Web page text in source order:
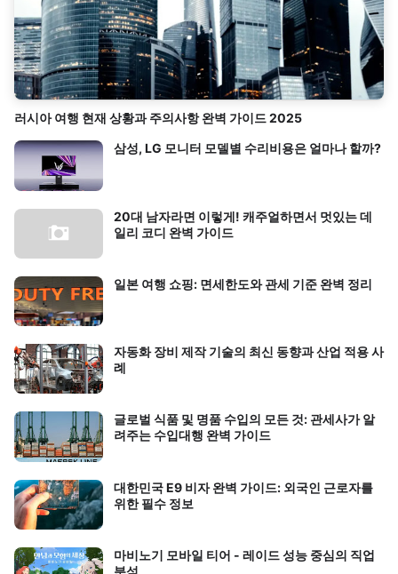
러시아 여행 현재 상황과 주의사항 완벽 가이드 2025
삼성, LG 모니터 모델별 수리비용은 얼마나 할까?
20대 남자라면 이렇게! 캐주얼하면서 멋있는 데
일리 코디 완벽 가이드
일본 여행 쇼핑: 면세한도와 관세 기준 완벽 정리
자동화 장비 제작 기술의 최신 동향과 산업 적용 사
례
글로벌 식품 및 명품 수입의 모든 것: 관세사가 알
려주는 수입대행 완벽 가이드
대한민국 E9 비자 완벽 가이드: 외국인 근로자를
위한 필수 정보
마비노기 모바일 티어 - 레이드 성능 중심의 직업
분석